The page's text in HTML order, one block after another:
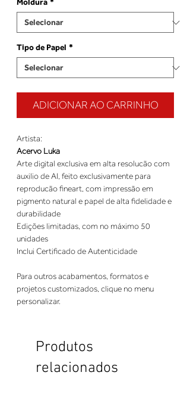
Moldura *
Tipo de Papel *
ADICIONAR AO CARRINHO
Artista:
Acervo Luka
Arte digital exclusiva em alta resolucão com
auxilio de AI, feito exclusivamente para
reproducão fineart, com impressão em
pigmento natural e papel de alta fidelidade e
durabilidade
Edições limitadas, com no máximo 50
unidades
Inclui Certificado de Autenticidade
Para outros acabamentos, formatos e
projetos customizados, clique no menu
personalizar.
Produtos
relacionados